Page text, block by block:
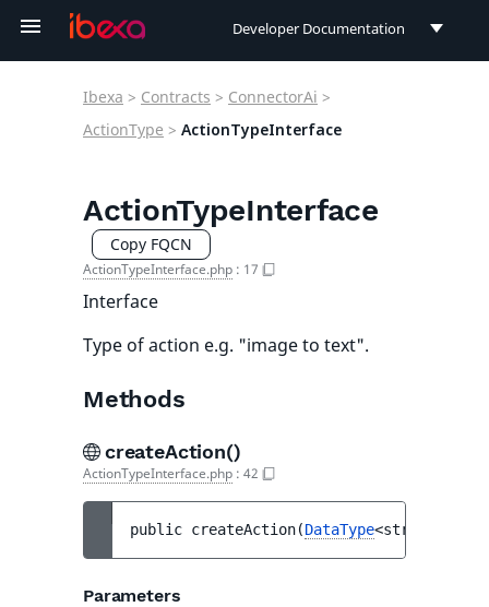
Developer Documentation
User Documentation
Ibexa > Contracts > ConnectorAi >
ActionType > ActionTypeInterface
ActionTypeInterface
Copy FQCN
ActionTypeInterface.php : 17
Interface
Type of action e.g. "image to text".
Methods
createAction()
ActionTypeInterface.php : 42
public createAction(DataType<string|int,
Parameters